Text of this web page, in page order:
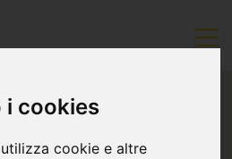
i cookies
cookie e altre